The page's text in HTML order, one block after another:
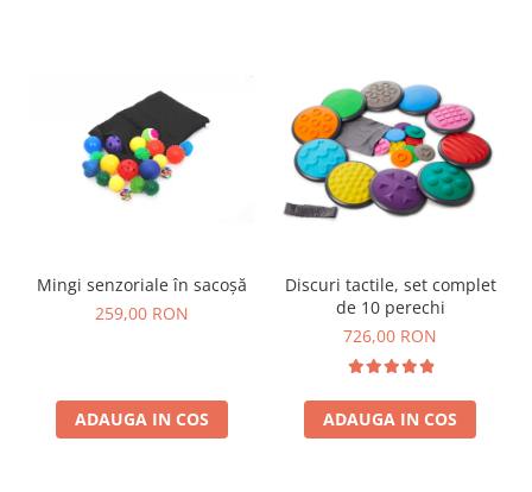
Matematica
Pregătire pentru școală
Pregătirea scrierii de mână
Stiinte
Mărgele de călcat HAMA
Mărgele HAMA MIDI
Mărgele HAMA MINI
Mingi senzoriale în sacoșă
259,00 RON
ADAUGA IN COS
Discuri tactile, set complet
de 10 perechi
726,00 RON
ADAUGA IN COS